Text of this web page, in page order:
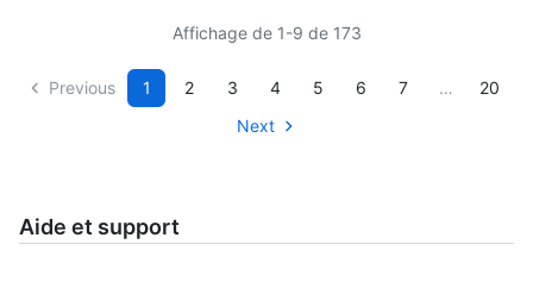
Affichage de 1-9 de 173
Previous 1 2 3 4 5 6 7 …
20
Next
Aide et support